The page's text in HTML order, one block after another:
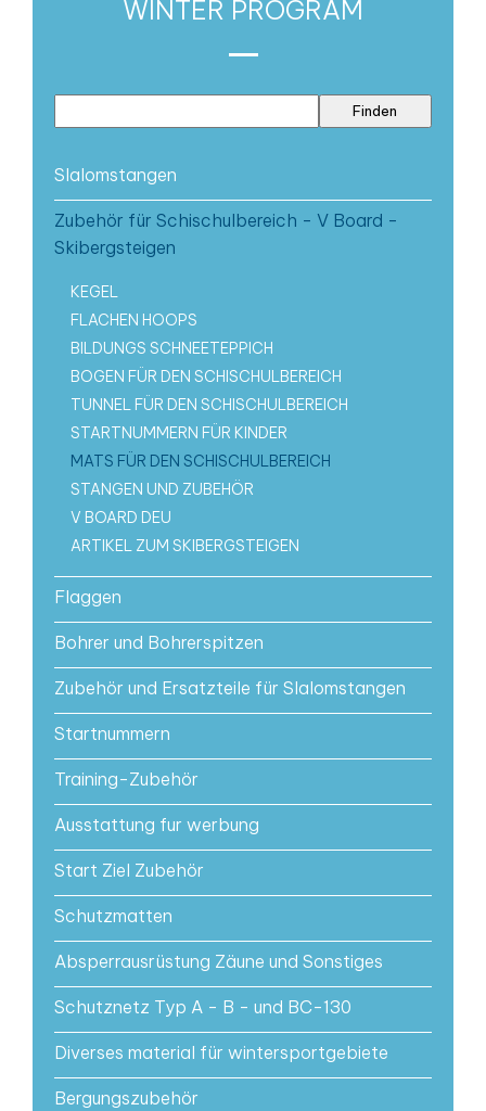
WINTER PROGRAM
Slalomstangen
Zubehör für Schischulbereich - V Board -
Skibergsteigen
KEGEL
FLACHEN HOOPS
BILDUNGS SCHNEETEPPICH
BOGEN FÜR DEN SCHISCHULBEREICH
TUNNEL FÜR DEN SCHISCHULBEREICH
STARTNUMMERN FÜR KINDER
MATS FÜR DEN SCHISCHULBEREICH
STANGEN UND ZUBEHÖR
V BOARD DEU
ARTIKEL ZUM SKIBERGSTEIGEN
Flaggen
Bohrer und Bohrerspitzen
Zubehör und Ersatzteile für Slalomstangen
Startnummern
Training-Zubehör
Ausstattung fur werbung
Start Ziel Zubehör
Schutzmatten
Absperrausrüstung Zäune und Sonstiges
Schutznetz Typ A - B - und BC-130
Diverses material für wintersportgebiete
Bergungszubehör